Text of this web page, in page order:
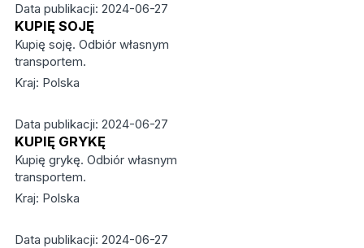
Data publikacji: 2024-06-27
KUPIĘ SOJĘ
Kupię soję. Odbiór własnym
transportem.
Kraj: Polska
Data publikacji: 2024-06-27
KUPIĘ GRYKĘ
Kupię grykę. Odbiór własnym
transportem.
Kraj: Polska
Data publikacji: 2024-06-27